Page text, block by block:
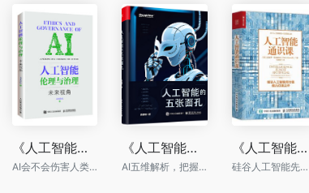
《人工智能伦理与治理：未来视角》
AI会不会伤害人类，如何治理和应对这样的风险，怎么让AI成为人类的好伙伴？
《人工智能的五张面孔》
AI五维解析，把握智能时代机遇
《人工智能通识课》
硅谷人工智能先行者倾力打造，系统化整理人工智能领域各个分支的共识，